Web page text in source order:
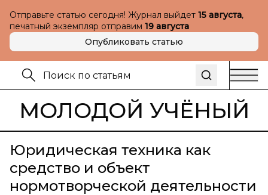
Отправьте статью сегодня! Журнал выйдет 15 августа,
печатный экземпляр отправим 19 августа
Опубликовать статью
МОЛОДОЙ УЧЁНЫЙ
Юридическая техника как
средство и объект
нормотворческой деятельности